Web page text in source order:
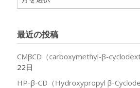
ー
ブ
最近の投稿
CMβCD（carboxymethyl-β-
22日
HP-β-CD（Hydroxypropyl β-